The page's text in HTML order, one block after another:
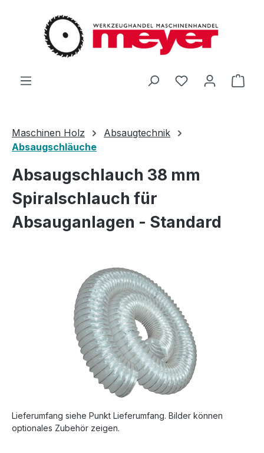
Zum Hauptinhalt springen
Du hast 0
Maschinen Holz
Absaugtechnik
Absaugschläuche
Absaugschlauch 38 mm
Spiralschlauch für
Absauganlagen - Standard
Bildergalerie überspringen
Lieferumfang siehe Punkt Lieferumfang. Bilder können
optionales Zubehör zeigen.